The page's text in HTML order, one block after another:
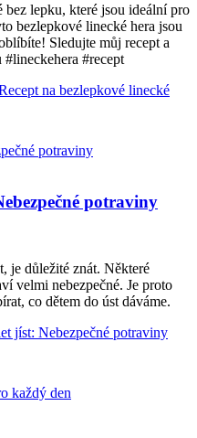
bez lepku, které jsou ideální pro
bezlepkové linecké hera jsou
Sledujte můj recept a
#recept
na bezlepkové linecké
potraviny
je důležité znát. Některé
velmi nebezpečné. Je proto
co dětem do úst dáváme.
jíst: Nebezpečné potraviny